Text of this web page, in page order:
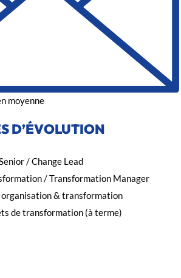
moyenne
D’ÉVOLUTION
/ Change Lead
/ Transformation Manager
& transformation
de transformation (à terme)